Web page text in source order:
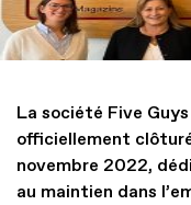
La société Five
officiellement
novembre 2022,
au maintien dans